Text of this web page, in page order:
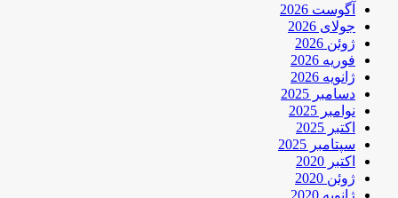
آگوست 2026
جولای 2026
ژوئن 2026
فوریه 2026
ژانویه 2026
دسامبر 2025
نوامبر 2025
اکتبر 2025
سپتامبر 2025
اکتبر 2020
ژوئن 2020
ژانویه 2020